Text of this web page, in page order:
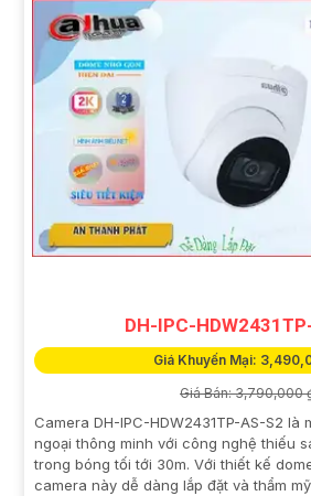
DH-IPC-
Giá Khuyến Mại:
Giá Bán: 3,790,000
Camera DH-IPC-HDW2431TP-AS-S2 là
ngoại thông minh với công nghệ thiếu
trong bóng tối tới 30m. Với thiết kế
camera này dễ dàng lắp đặt và thẩm mỹ